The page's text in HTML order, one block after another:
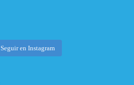
Seguir en Instagram